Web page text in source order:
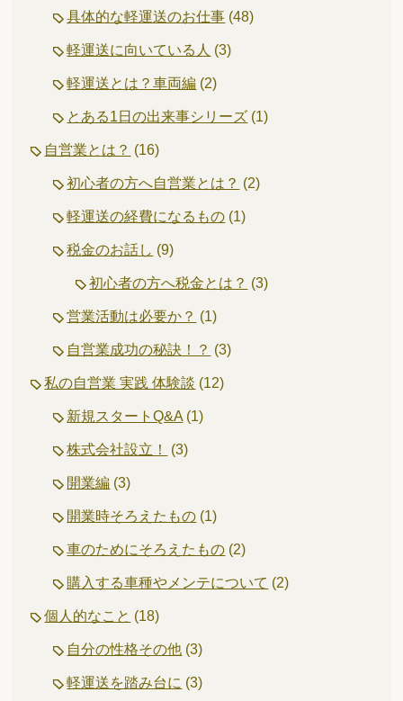
具体的な軽運送のお仕事 (48)
軽運送に向いている人 (3)
軽運送とは？車両編 (2)
とある1日の出来事シリーズ (1)
自営業とは？ (16)
初心者の方へ自営業とは？ (2)
軽運送の経費になるもの (1)
税金のお話し (9)
初心者の方へ税金とは？ (3)
営業活動は必要か？ (1)
自営業成功の秘訣！？ (3)
私の自営業 実践 体験談 (12)
新規スタートQ&A (1)
株式会社設立！ (3)
開業編 (3)
開業時そろえたもの (1)
車のためにそろえたもの (2)
購入する車種やメンテについて (2)
個人的なこと (18)
自分の性格その他 (3)
軽運送を踏み台に (3)